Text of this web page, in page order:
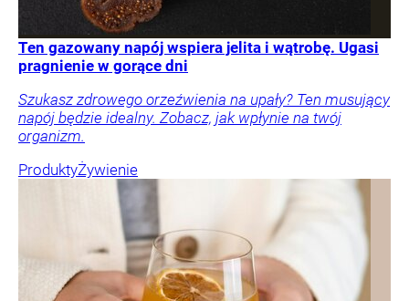
Ten gazowany napój wspiera jelita i wątrobę. Ugasi
pragnienie w gorące dni
Szukasz zdrowego orzeźwienia na upały? Ten musujący
napój będzie idealny. Zobacz, jak wpłynie na twój
organizm.
ProduktyŻywienie